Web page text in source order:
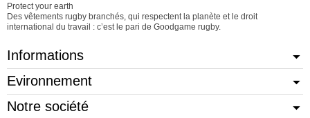
Protect your earth
Des vêtements rugby branchés, qui respectent la planète et le droit
international du travail : c’est le pari de Goodgame rugby.
Informations
Evironnement
Notre société